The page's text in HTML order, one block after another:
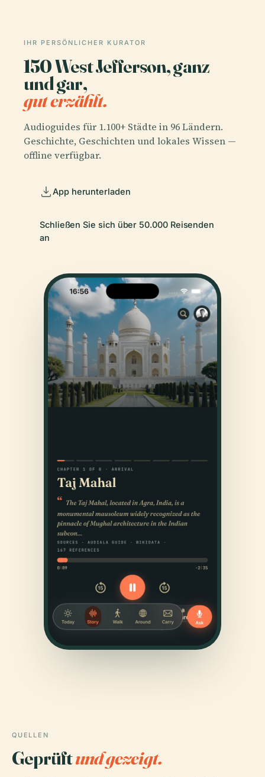
IHR PERSÖNLICHER KURATOR
150 West Jefferson, ganz
und gar,
gut erzählt.
Audioguides für 1.100+ Städte in 96 Ländern.
Geschichte, Geschichten und lokales Wissen —
offline verfügbar.
App herunterladen
Schließen Sie sich über 50.000 Reisenden
an
QUELLEN
Geprüftund gezeigt.